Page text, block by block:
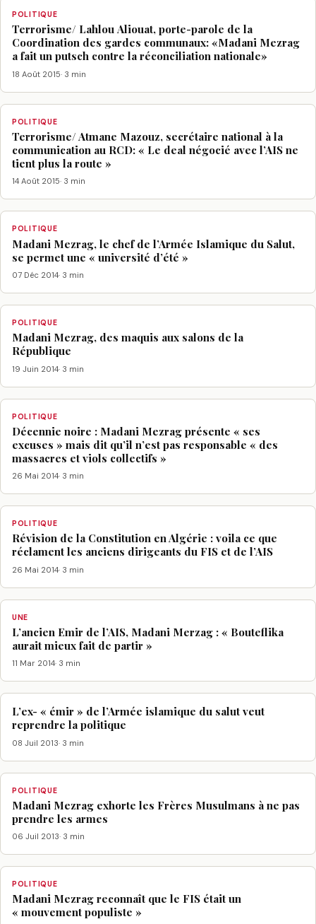
POLITIQUE
Terrorisme/ Lahlou Aliouat, porte-parole de la
Coordination des gardes communaux: «Madani Mezrag
a fait un putsch contre la réconciliation nationale»
18 Août 2015· 3 min
POLITIQUE
Terrorisme/ Atmane Mazouz, secrétaire national à la
communication au RCD: « Le deal négocié avec l’AIS ne
tient plus la route »
14 Août 2015· 3 min
POLITIQUE
Madani Mezrag, le chef de l’Armée Islamique du Salut,
se permet une « université d’été »
07 Déc 2014· 3 min
POLITIQUE
Madani Mezrag, des maquis aux salons de la
République
19 Juin 2014· 3 min
POLITIQUE
Décennie noire : Madani Mezrag présente « ses
excuses » mais dit qu’il n’est pas responsable « des
massacres et viols collectifs »
26 Mai 2014· 3 min
POLITIQUE
Révision de la Constitution en Algérie : voila ce que
réclament les anciens dirigeants du FIS et de l’AIS
26 Mai 2014· 3 min
UNE
L’ancien Emir de l’AIS, Madani Merzag : « Bouteflika
aurait mieux fait de partir »
11 Mar 2014· 3 min
L’ex- « émir » de l’Armée islamique du salut veut
reprendre la politique
08 Juil 2013· 3 min
POLITIQUE
Madani Mezrag exhorte les Frères Musulmans à ne pas
prendre les armes
06 Juil 2013· 3 min
POLITIQUE
Madani Mezrag reconnaît que le FIS était un
« mouvement populiste »